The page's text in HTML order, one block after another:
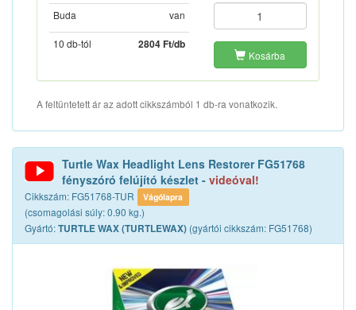
Buda
van
10 db-tól 2804 Ft/db
Kosárba
A feltüntetett ár az adott cikkszámból 1 db-ra vonatkozik.
Turtle Wax Headlight Lens Restorer FG51768
fényszóró felújító készlet - videóval!
Cikkszám: FG51768-TUR Vágólapra
(csomagolási súly: 0.90 kg.)
Gyártó:TURTLE WAX (TURTLEWAX) (gyártói cikkszám: FG51768)